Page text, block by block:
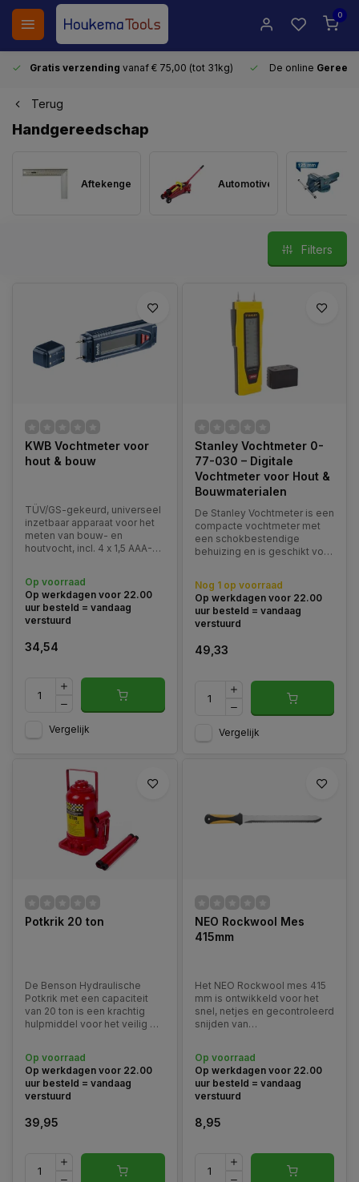
0
Gratis verzending vanaf € 75,00 (tot 31kg) De online
Terug
Handgereedschap
Aftekengereedschap Automotive
Filters
KWB Vochtmeter voor
hout & bouw
TÜV/GS-gekeurd, universeel
inzetbaar apparaat voor het
meten van bouw- en
houtvocht, incl. 4 x 1,5 AAA-
saneringswerkzaamheden,
de aankoop van hout en
waterschade, met led om
donkere meetpunten te
Op voorraad
Op werkdagen voor 22.00
uur besteld = vandaag
verstuurd
34,54
Vergelijk
Stanley Vochtmeter 0-
77-030 – Digitale
Vochtmeter voor Hout &
Bouwmaterialen
De Stanley Vochtmeter is een
compacte vochtmeter met
een schokbestendige
behuizing en is geschikt voor
beton.
Nog 1 op voorraad
Op werkdagen voor 22.00
uur besteld = vandaag
verstuurd
49,33
Vergelijk
Potkrik 20 ton
De Benson Hydraulische
Potkrik met een capaciteit
van 20 ton is een krachtig
hulpmiddel voor het veilig en
Op voorraad
Op werkdagen voor 22.00
uur besteld = vandaag
verstuurd
39,95
NEO Rockwool Mes
415mm
Het NEO Rockwool mes 415
mm is ontwikkeld voor het
snel, netjes en gecontroleerd
snijden van
vergelijkbare zachte platen
en dekens.
Op voorraad
Op werkdagen voor 22.00
uur besteld = vandaag
verstuurd
8,95